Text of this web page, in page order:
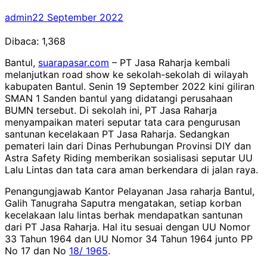
admin22 September 2022
Dibaca: 1,368
Bantul, suarapasar.com – PT Jasa Raharja kembali
melanjutkan road show ke sekolah-sekolah di wilayah
kabupaten Bantul. Senin 19 September 2022 kini giliran
SMAN 1 Sanden bantul yang didatangi perusahaan
BUMN tersebut. Di sekolah ini, PT Jasa Raharja
menyampaikan materi seputar tata cara pengurusan
santunan kecelakaan PT Jasa Raharja. Sedangkan
pemateri lain dari Dinas Perhubungan Provinsi DIY dan
Astra Safety Riding memberikan sosialisasi seputar UU
Lalu Lintas dan tata cara aman berkendara di jalan raya.
Penangungjawab Kantor Pelayanan Jasa raharja Bantul,
Galih Tanugraha Saputra mengatakan, setiap korban
kecelakaan lalu lintas berhak mendapatkan santunan
dari PT Jasa Raharja. Hal itu sesuai dengan UU Nomor
33 Tahun 1964 dan UU Nomor 34 Tahun 1964 junto PP
No 17 dan No 18/ 1965.